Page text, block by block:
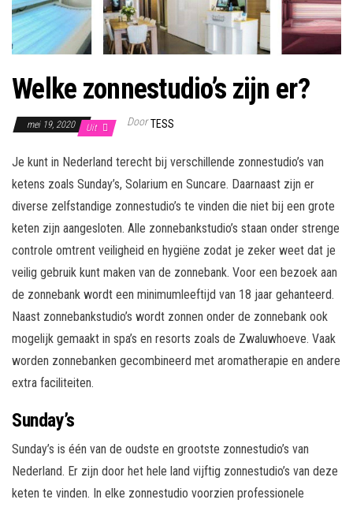
Welke zonnestudio’s zijn er?
mei 19, 2020 Uit Door TESS
Je kunt in Nederland terecht bij verschillende zonnestudio’s van
ketens zoals Sunday’s, Solarium en Suncare. Daarnaast zijn er
diverse zelfstandige zonnestudio’s te vinden die niet bij een grote
keten zijn aangesloten. Alle zonnebankstudio’s staan onder strenge
controle omtrent veiligheid en hygiëne zodat je zeker weet dat je
veilig gebruik kunt maken van de zonnebank. Voor een bezoek aan
de zonnebank wordt een minimumleeftijd van 18 jaar gehanteerd.
Naast zonnebankstudio’s wordt zonnen onder de zonnebank ook
mogelijk gemaakt in spa’s en resorts zoals de Zwaluwhoeve. Vaak
worden zonnebanken gecombineerd met aromatherapie en andere
extra faciliteiten.
Sunday’s
Sunday’s is één van de oudste en grootste zonnestudio’s van
Nederland. Er zijn door het hele land vijftig zonnestudio’s van deze
keten te vinden. In elke zonnestudio voorzien professionele